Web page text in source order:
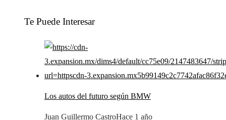
Te Puede Interesar
Los autos del futuro según BMW
Juan Guillermo CastroHace 1 año